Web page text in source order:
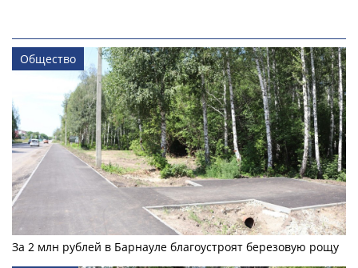
Общество
За 2 млн рублей в Барнауле благоустроят березовую рощу